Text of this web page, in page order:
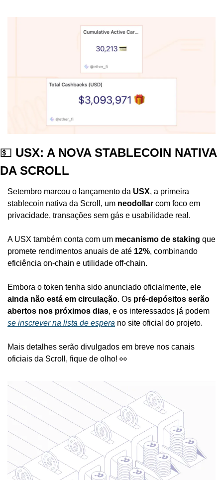
💵 USX: A NOVA STABLECOIN NATIVA
DA SCROLL
Setembro marcou o lançamento da USX, a primeira
stablecoin nativa da Scroll, um neodollar com foco em
privacidade, transações sem gás e usabilidade real.
A USX também conta com um mecanismo de staking que
promete rendimentos anuais de até 12%, combinando
eficiência on-chain e utilidade off-chain.
ainda não está em circulação. Os pré-depósitos serão
abertos nos próximos dias
se inscrever na lista de espera no site oficial do projeto.
Mais detalhes serão divulgados em breve nos canais
oficiais da Scroll, fique de olho! 👀